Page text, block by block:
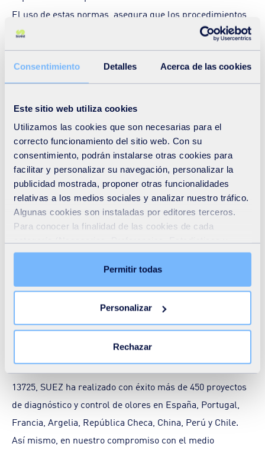
Consentimiento Detalles Acerca de las cookies
Este sitio web utiliza cookies
Utilizamos las cookies que son necesarias para el
correcto funcionamiento del sitio web. Con su
consentimiento, podrán instalarse otras cookies para
facilitar y personalizar su navegación, personalizar la
publicidad mostrada, proponer otras funcionalidades
relativas a los medios sociales y analizar nuestro tráfico.
Algunas cookies son instaladas por editores terceros.
Para conocer la finalidad de las cookies de cada
Marketing), haga clic en la pestaña «Detalles». A través
de ese banner, podrá aceptar o rechazar libremente
todas las cookies o personalizar su instalación. El
una restricción en el acceso al sitio. Puede retirar su
consentimiento en todo momento haciendo clic en el
Permitir todas
Personalizar
Rechazar
El uso de estas normas, asegura que los procedimientos
analíticos cumplan ciertos requisitos mínimos en
parámetros como la sensibilidad, repetibilidad,
reproducibilidad, etc. De igual modo, el empleo de estas
normas técnicas, asegura que los procedimientos han
sido consensuados por la comunidad científica, y por
encuentra acreditado por ENAC (Entidad Nacional de
Acreditación) para la realización de la toma de muestra y
análisis mediante olfatometría dinámica según los
requisitos fijados por la norma EN 13.725 "Air Quality.
Determination of odour concentration by dynamic
olfactometry" que CEN (European Committee for
Standarization) publicó en 2.003, y cuya versión española,
Con más de 30 años de experiencia en este campo, y
siendo el primer laboratorio acreditado en España para la
13725, SUEZ ha realizado con éxito más de 450 proyectos
de diagnóstico y control de olores en España, Portugal,
Francia, Argelia, República Checa, China, Perú y Chile.
Así mismo, en nuestro compromiso con el medio